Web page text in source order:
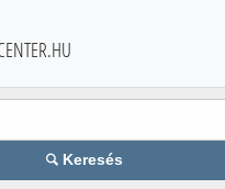
Keresés